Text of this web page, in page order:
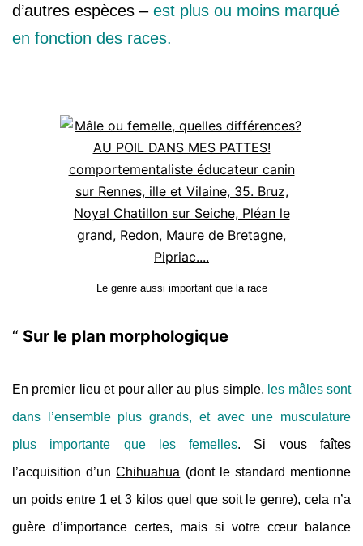
d’autres espèces – est plus ou moins marqué
en fonction des races.
Le genre aussi important que la race
Sur le plan morphologique
En premier lieu et pour aller au plus simple, les mâles sont
dans l’ensemble plus grands, et avec une musculature
plus importante que les femelles. Si vous faîtes
l’acquisition d’unChihuahua (dont le standard mentionne
un poids entre 1 et 3 kilos quel que soit le genre), cela n’a
guère d’importance certes, mais si votre cœur balance